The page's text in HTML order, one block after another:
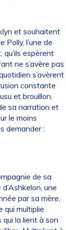
et souhaitent
Polly, l’une de
qu’ils espèrent
ne s’avère pas
s’avèrent
constante
et brouillon,
sa narration et
le moins
demander :
de sa
une
par sa mère,
qui multiplie
la lient à son